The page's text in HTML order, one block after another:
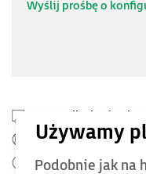
Wyślij prośbę o
Przesyłka kurierska -
Pomoc Techniczna
Zamów przed
Podobnie jak na